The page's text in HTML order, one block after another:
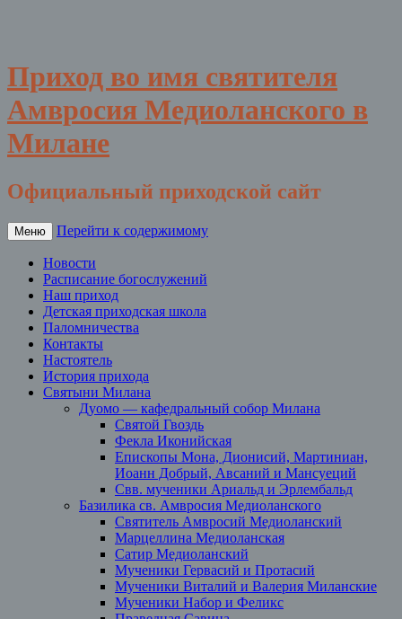
Приход во имя святителя
Амвросия Медиоланского в
Милане
Официальный приходской сайт
Меню Перейти к содержимому
Новости
Расписание богослужений
Наш приход
Детская приходская школа
Паломничества
Контакты
Настоятель
История прихода
Святыни Милана
Дуомо — кафедральный собор Милана
Святой Гвоздь
Фекла Иконийская
Епископы Мона, Дионисий, Мартиниан,
Иоанн Добрый, Авсаний и Мансуеций
Свв. мученики Ариальд и Эрлембальд
Базилика св. Амвросия Медиоланского
Святитель Амвросий Медиоланский
Марцеллина Медиоланская
Сатир Медиоланский
Мученики Гервасий и Протасий
Мученики Виталий и Валерия Миланские
Мученики Набор и Феликс